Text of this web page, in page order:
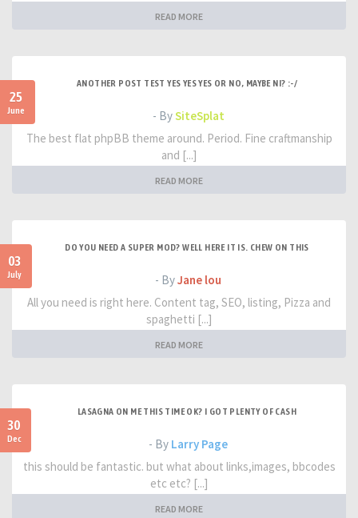
READ MORE
25
June
ANOTHER POST TEST YES YES YES OR NO, MAYBE NI? :-/
- BySiteSplat
The best flat phpBB theme around. Period. Fine craftmanship
and [...]
READ MORE
03
July
DO YOU NEED A SUPER MOD? WELL HERE IT IS. CHEW ON THIS
- ByJane lou
All you need is right here. Content tag, SEO, listing, Pizza and
spaghetti [...]
READ MORE
30
Dec
LASAGNA ON ME THIS TIME OK? I GOT PLENTY OF CASH
- By Larry Page
this should be fantastic. but what about links,images, bbcodes
etc etc? [...]
READ MORE